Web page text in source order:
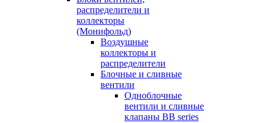
распределители и
коллекторы
(Монифольд)
Воздушные
коллекторы и
распределители
Блочные и сливные
вентили
Одноблочные
вентили и сливные
клапаны BB series